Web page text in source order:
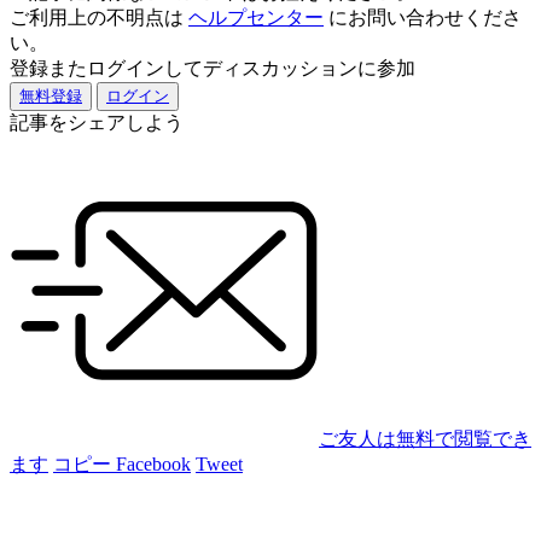
ご利用上の不明点は ヘルプセンター にお問い合わせくださ
い。
登録またログインしてディスカッションに参加
無料登録 ログイン
記事をシェアしよう
ご友人は無料で閲覧でき
ます コピー Facebook Tweet